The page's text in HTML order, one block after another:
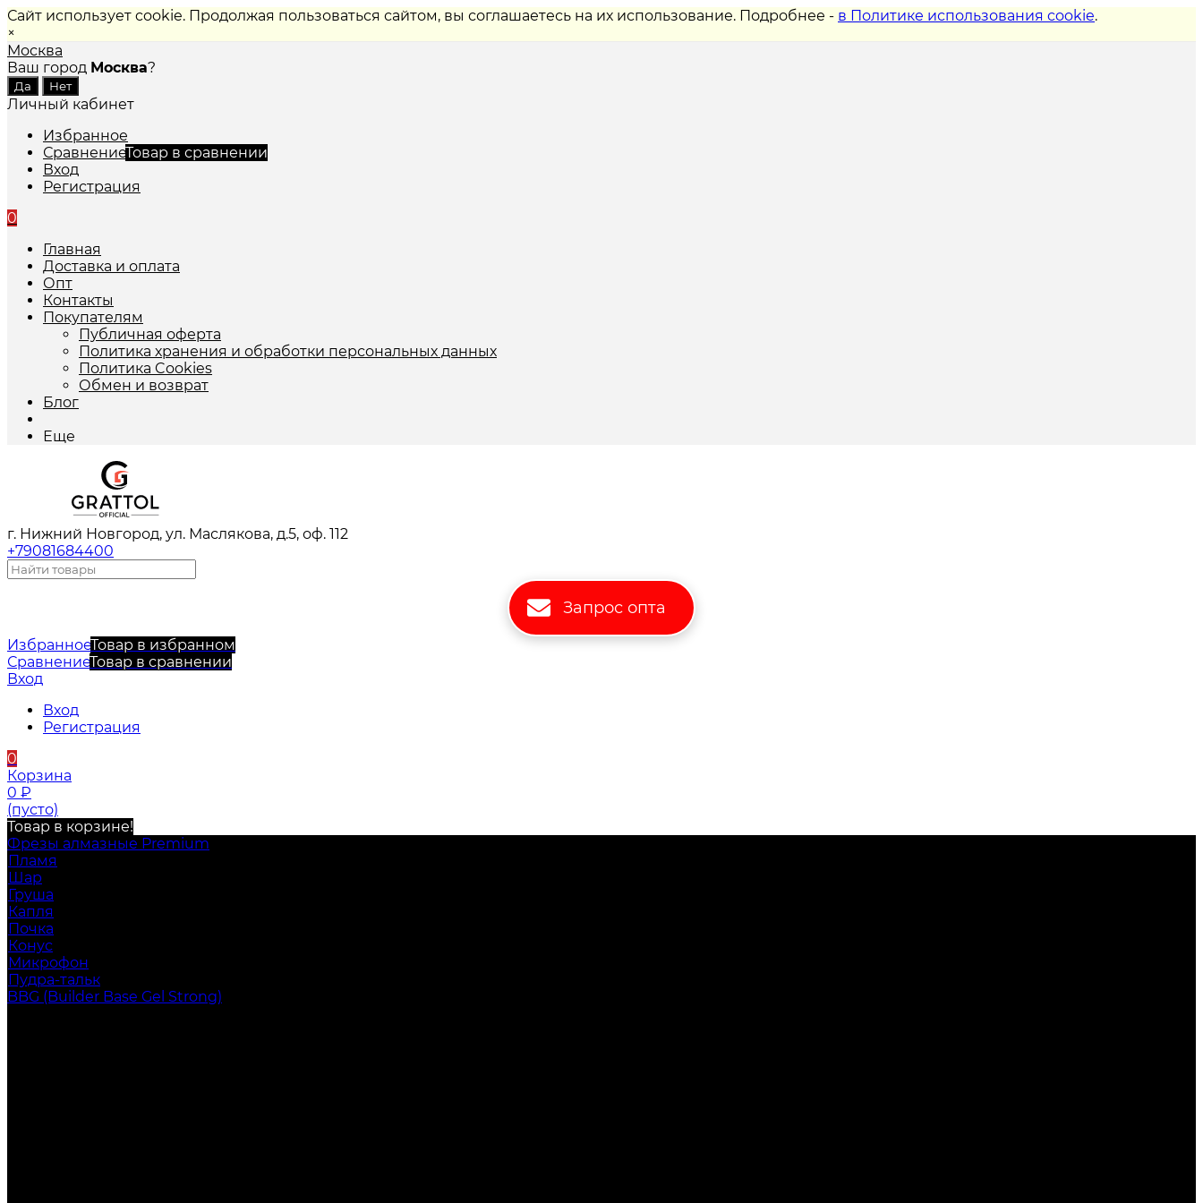
Сайт использует cookie. Продолжая пользоваться сайтом, вы соглашаетесь на их использование. Подробнее - в Политике использования cookie.
×
Москва
Ваш город Москва?
Личный кабинет
Избранное
СравнениеТовар в сравнении
Вход
Регистрация
0
Главная
Доставка и оплата
Опт
Контакты
Покупателям
Публичная оферта
Политика хранения и обработки персональных данных
Политика Cookies
Обмен и возврат
Блог
Еще
г. Нижний Новгород, ул. Маслякова, д.5, оф. 112
+79081684400
Запрос опта
ИзбранноеТовар в избранном
СравнениеТовар в сравнении
Вход
Вход
Регистрация
0
Корзина
0 ₽
(пусто)
Товар в корзине!
Фрезы алмазные Premium
Пламя
Шар
Груша
Капля
Почка
Конус
Микрофон
Пудра-тальк
BBG (Builder Base Gel Strong)